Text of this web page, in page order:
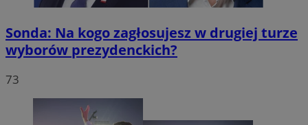
Sonda: Na kogo zagłosujesz w drugiej turze
wyborów prezydenckich?
73